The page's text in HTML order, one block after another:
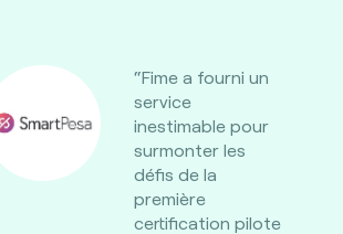
“Fime a fourni un
service
inestimable pour
surmonter les
défis de la
première
certification pilote